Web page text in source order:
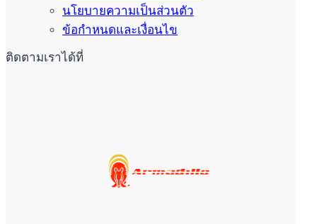
นโยบายความเป็นส่วนตัว
ข้อกำหนดและเงื่อนไข
ติดตามเราได้ที่